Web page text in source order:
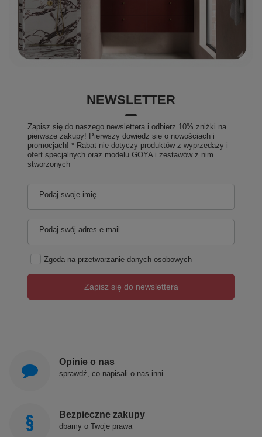
NEWSLETTER
Zapisz się do naszego newslettera i odbierz 10% zniżki na
pierwsze zakupy! Pierwszy dowiedz się o nowościach i
promocjach! * Rabat nie dotyczy produktów z wyprzedaży i
ofert specjalnych oraz modelu GOYA i zestawów z nim
stworzonych
Podaj swoje imię
Podaj swój adres e-mail
Zgoda na przetwarzanie danych osobowych
Zapisz się do newslettera
Opinie o nas
sprawdź, co napisali o nas inni
Bezpieczne zakupy
dbamy o Twoje prawa